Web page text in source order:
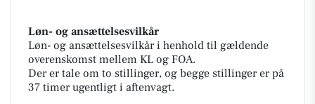
Løn- og ansættelsesvilkår
Løn- og ansættelsesvilkår i henhold til gældende
overenskomst mellem KL og FOA.
Der er tale om to stillinger, og begge stillinger er på
37 timer ugentligt i aftenvagt.